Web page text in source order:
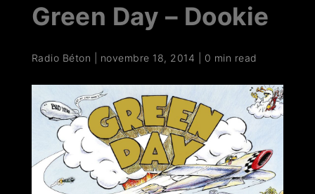
Green Day – Dookie
Radio Béton novembre 18, 2014 0 min read